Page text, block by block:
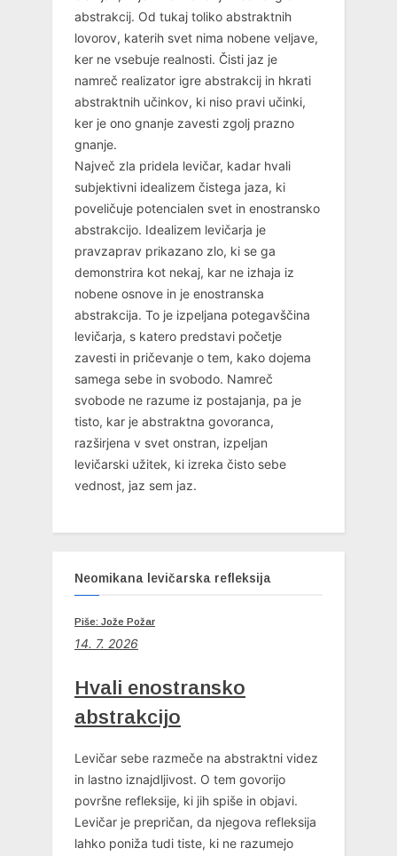
abstrakcij. Od tukaj toliko abstraktnih
lovorov, katerih svet nima nobene veljave,
ker ne vsebuje realnosti. Čisti jaz je
namreč realizator igre abstrakcij in hkrati
abstraktnih učinkov, ki niso pravi učinki,
ker je ono gnanje zavesti zgolj prazno
gnanje.
Največ zla pridela levičar, kadar hvali
subjektivni idealizem čistega jaza, ki
poveličuje potencialen svet in enostransko
abstrakcijo. Idealizem levičarja je
pravzaprav prikazano zlo, ki se ga
demonstrira kot nekaj, kar ne izhaja iz
nobene osnove in je enostranska
abstrakcija. To je izpeljana potegavščina
levičarja, s katero predstavi početje
zavesti in pričevanje o tem, kako dojema
samega sebe in svobodo. Namreč
svobode ne razume iz postajanja, pa je
tisto, kar je abstraktna govoranca,
razširjena v svet onstran, izpeljan
levičarski užitek, ki izreka čisto sebe
vednost, jaz sem jaz.
Neomikana levičarska refleksija
Piše: Jože Požar
14. 7. 2026
Hvali enostransko
abstrakcijo
Levičar sebe razmeče na abstraktni videz
in lastno iznajdljivost. O tem govorijo
površne refleksije, ki jih spiše in objavi.
Levičar je prepričan, da njegova refleksija
lahko poniža tudi tiste, ki ne razumejo